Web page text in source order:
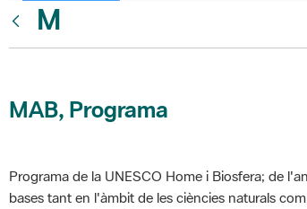
M
MAB, Programa
Programa de la UNESCO Home i Biosfera; de
bases tant en l'àmbit de les ciències naturals